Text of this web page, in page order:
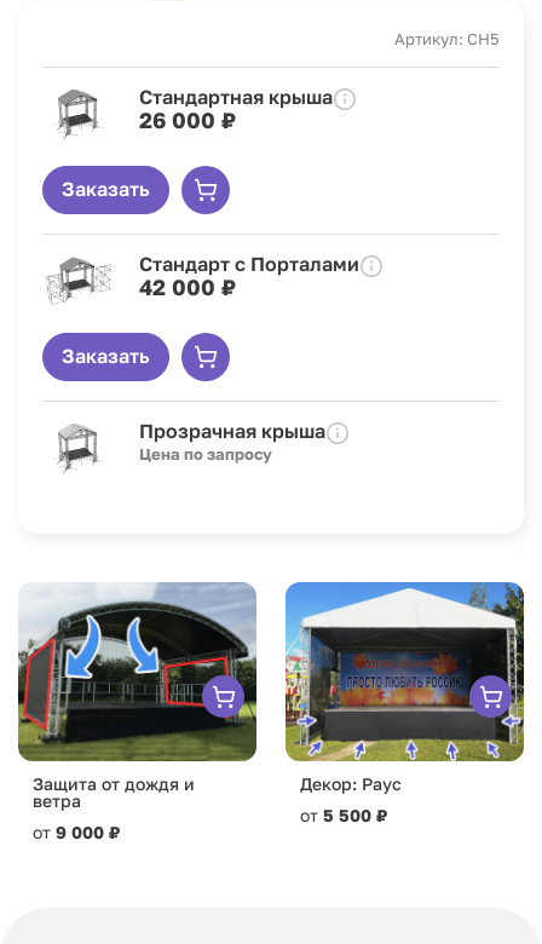
Артикул: CH5
Стандартная крыша
26 000 ₽
Заказать
Стандарт с Порталами
42 000 ₽
Заказать
Прозрачная крыша
Цена по запросу
Защита от дождя и
ветра
от 9 000 ₽
Декор: Раус
от 5 500 ₽